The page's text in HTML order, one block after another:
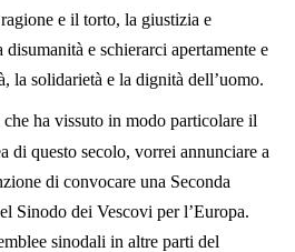
e il torto, la giustizia e
e schierarci apertamente e
la solidarietà e la dignità dell’uomo.
ha vissuto in modo particolare il
di questo secolo, vorrei annunciare a
di convocare una Seconda
Sinodo dei Vescovi per l’Europa.
sinodali in altre parti del